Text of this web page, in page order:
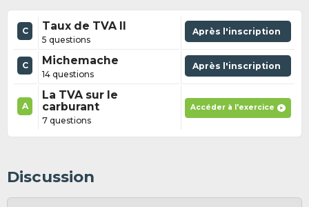
C Taux de TVA II
5 questions
Après l'inscription
C Michemache
14 questions
Après l'inscription
A
La TVA sur le
carburant
7 questions
Accéder à l'exercice
Discussion